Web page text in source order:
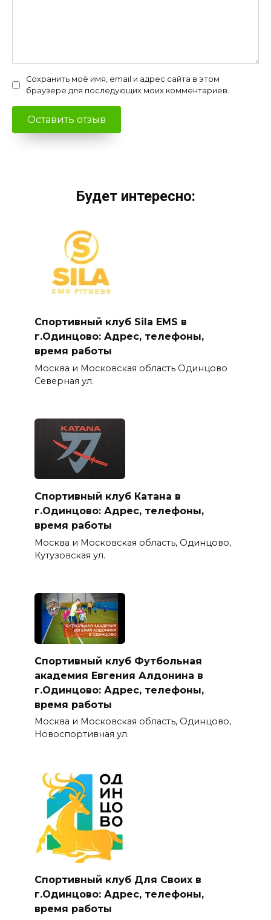
Сохранить моё имя, email и адрес сайта в этом
браузере для последующих моих комментариев.
Будет интересно:
Спортивный клуб Sila EMS в
г.Одинцово: Адрес, телефоны,
время работы
Москва и Московская область Одинцово
Северная ул.
Спортивный клуб Катана в
г.Одинцово: Адрес, телефоны,
время работы
Москва и Московская область, Одинцово,
Кутузовская ул.
Спортивный клуб Футбольная
академия Евгения Алдонина в
г.Одинцово: Адрес, телефоны,
время работы
Москва и Московская область, Одинцово,
Новоспортивная ул.
Спортивный клуб Для Своих в
г.Одинцово: Адрес, телефоны,
время работы